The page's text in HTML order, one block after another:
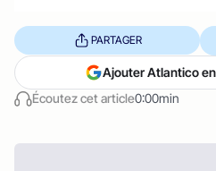
Écoutez cet article0:00min
PARTAGER
Ajouter Atlantico